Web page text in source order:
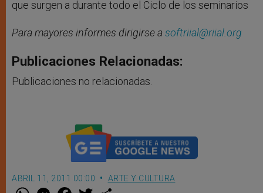
que surgen a durante todo el Ciclo de los seminarios
Para mayores informes dirigirse a softriial@riial.org
Publicaciones Relacionadas:
Publicaciones no relacionadas.
ABRIL 11, 2011 00:00 ARTE Y CULTURA
W M F